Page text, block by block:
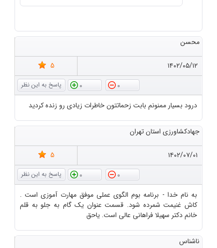
محسن
۱۴۰۲/۰۵/۱۲
5
0
0
درود بسیار ممنونم بابت زحماتتون خاطرات زیادی رو زنده کردید
جهادکشاورزی استان تهران
۱۴۰۲/۰۷/۰۱
5
0
0
به نام خدا - برنامه بوم الگوی عملی موفق مهارت آموزی است .
کاش غنیمت شمرده شود. قسمت عنوان یک گام به جلو به قلم
خانم دکتر سهیلا فراهانی عالی است. یاحق
ناشناس